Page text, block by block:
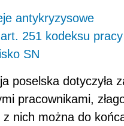
antykryzysowe
251 kodeksu pracy
SN
poselska dotyczyła
pracownikami,
z nich można do